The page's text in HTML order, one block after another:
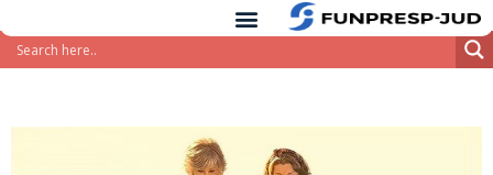
Pular